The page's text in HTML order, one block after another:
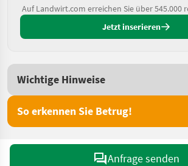
Auf Landwirt.com erreichen Sie über 545.000
Jetzt inserieren
Wichtige Hinweise
So erkennen Sie Betrug!
Anfrage senden